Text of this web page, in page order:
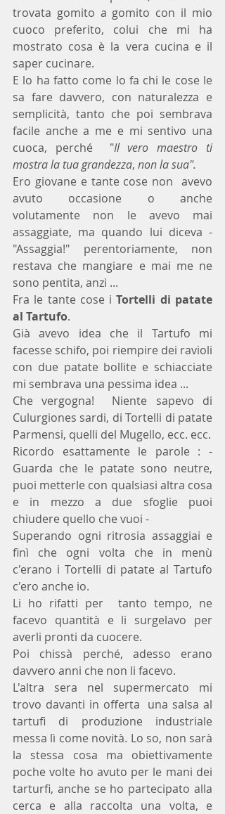
trovata gomito a gomito con il mio
cuoco preferito, colui che mi ha
mostrato cosa è la vera cucina e il
saper cucinare.
E lo ha fatto come lo fa chi le cose le
sa fare davvero, con naturalezza e
semplicità, tanto che poi sembrava
facile anche a me e mi sentivo una
cuoca, perché  "Il vero maestro ti
mostra la tua grandezza, non la sua".
Ero giovane e tante cose non  avevo
avuto occasione o anche
volutamente non le avevo mai
assaggiate, ma quando lui diceva -
"Assaggia!" perentoriamente, non
restava che mangiare e mai me ne
sono pentita, anzi ...
Fra le tante cose i Tortelli di patate
al Tartufo.
Già avevo idea che il Tartufo mi
facesse schifo, poi riempire dei ravioli
con due patate bollite e schiacciate
mi sembrava una pessima idea ...
Che vergogna!  Niente sapevo di
Culurgiones sardi, di Tortelli di patate
Parmensi, quelli del Mugello, ecc. ecc.
Ricordo esattamente le parole : -
Guarda che le patate sono neutre,
puoi metterle con qualsiasi altra cosa
e in mezzo a due sfoglie puoi
chiudere quello che vuoi -
Superando ogni ritrosia assaggiai e
finì che ogni volta che in menù
c'erano i Tortelli di patate al Tartufo
c'ero anche io.
Li ho rifatti per  tanto tempo, ne
facevo quantità e li surgelavo per
averli pronti da cuocere.
Poi chissà perché, adesso erano
davvero anni che non li facevo.
L'altra sera nel supermercato mi
trovo davanti in offerta  una salsa al
tartufi di produzione industriale
messa lì come novità. Lo so, non sarà
la stessa cosa ma obiettivamente
poche volte ho avuto per le mani dei
tarturfi, anche se ho partecipato alla
cerca e alla raccolta una volta, e